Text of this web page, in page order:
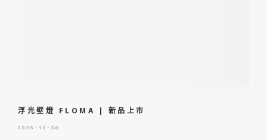
浮光壁燈 FLOMA | 新品上市
2025-10-30